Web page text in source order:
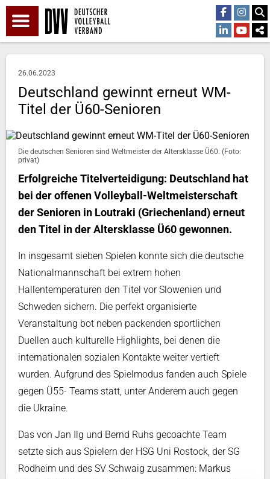
26.06.2023
Deutschland gewinnt erneut WM-
Titel der Ü60-Senioren
Die deutschen Senioren sind Weltmeister der Altersklasse Ü60. (Foto:
privat)
Erfolgreiche Titelverteidigung: Deutschland hat
bei der offenen Volleyball-Weltmeisterschaft
der Senioren in Loutraki (Griechenland) erneut
den Titel in der Altersklasse Ü60 gewonnen.
In insgesamt sieben Spielen konnte sich die deutsche
Nationalmannschaft bei extrem hohen
Hallentemperaturen den Titel vor Slowenien und
Schweden sichern. Die perfekt organisierte
Veranstaltung bot neben packenden sportlichen
Duellen auch kulturelle Highlights, bei denen die
internationalen sozialen Kontakte weiter vertieft
wurden. Aufgrund des Spielmodus fanden auch Spiele
gegen Ü55- Teams statt, unter Anderem auch gegen
die Ukraine.
Das von Jan Ilg und Bernd Ruhs gecoachte Team
setzte sich aus Spielern der HSG Uni Rostock, der SG
Rodheim und des SV Schwaig zusammen: Markus